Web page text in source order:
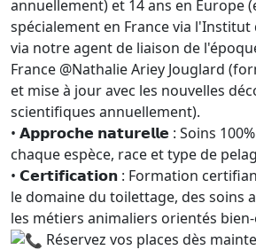
annuellement) et 14 ans en Europe
spécialement en France via
via notre agent de liaison de
France @Nathalie Ariey Jouglard
et mise à jour avec les nouvelles
scientifiques annuellement).
• 𝗔𝗽𝗽𝗿𝗼𝗰𝗵𝗲 𝗻𝗮𝘁𝘂𝗿𝗲𝗹𝗹𝗲 : Soins
chaque espèce, race et type de
• 𝗖𝗲𝗿𝘁𝗶𝗳𝗶𝗰𝗮𝘁𝗶𝗼𝗻 : Formation
le domaine du toilettage, des soins
les métiers animaliers orientés
Réservez vos places dès